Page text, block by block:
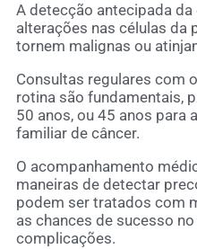
A detecção antecipada
alterações nas células da
tornem malignas ou
Consultas regulares com
rotina são fundamentais,
50 anos, ou 45 anos para
familiar de câncer.
O acompanhamento
maneiras de detectar
podem ser tratados com
as chances de sucesso
complicações.